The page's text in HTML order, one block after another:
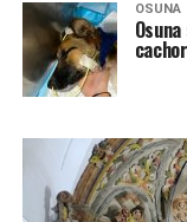
OSUNA